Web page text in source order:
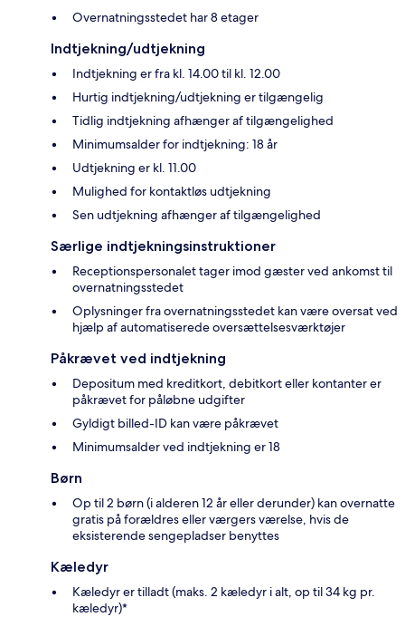
Overnatningsstedet har 8 etager
Indtjekning/udtjekning
Indtjekning er fra kl. 14.00 til kl. 12.00
Hurtig indtjekning/udtjekning er tilgængelig
Tidlig indtjekning afhænger af tilgængelighed
Minimumsalder for indtjekning: 18 år
Udtjekning er kl. 11.00
Mulighed for kontaktløs udtjekning
Sen udtjekning afhænger af tilgængelighed
Særlige indtjekningsinstruktioner
Receptionspersonalet tager imod gæster ved ankomst til
overnatningsstedet
Oplysninger fra overnatningsstedet kan være oversat ved
hjælp af automatiserede oversættelsesværktøjer
Påkrævet ved indtjekning
Depositum med kreditkort, debitkort eller kontanter er
påkrævet for påløbne udgifter
Gyldigt billed-ID kan være påkrævet
Minimumsalder ved indtjekning er 18
Børn
Op til 2 børn (i alderen 12 år eller derunder) kan overnatte
gratis på forældres eller værgers værelse, hvis de
eksisterende sengepladser benyttes
Kæledyr
Kæledyr er tilladt (maks. 2 kæledyr i alt, op til 34 kg pr.
kæledyr)*